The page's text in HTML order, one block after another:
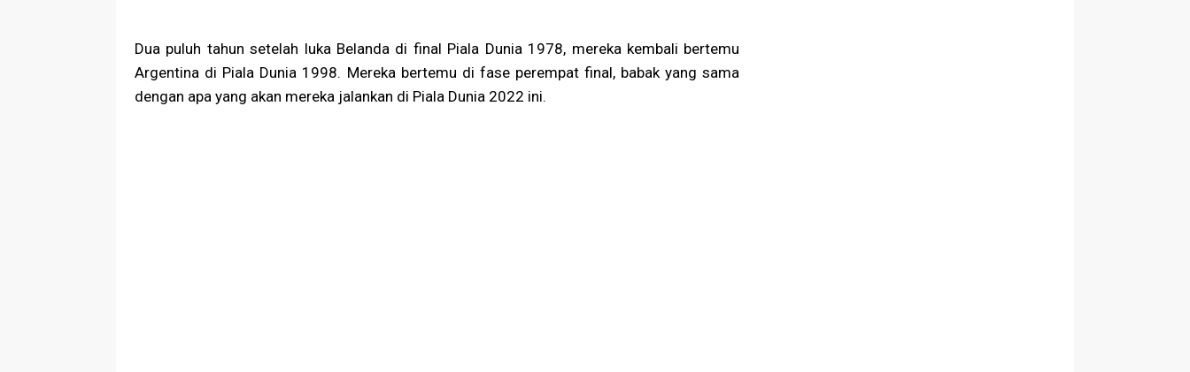
Dua puluh tahun setelah luka Belanda di final Piala Dunia 1978, mereka kembali bertemu
Argentina di Piala Dunia 1998. Mereka bertemu di fase perempat final, babak yang sama
dengan apa yang akan mereka jalankan di Piala Dunia 2022 ini.